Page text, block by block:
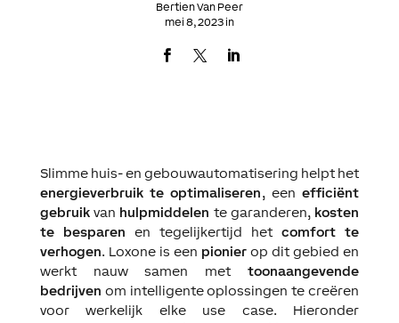
Bertien Van Peer
mei 8, 2023 in
Slimme huis- en gebouwautomatisering helpt het
energieverbruik te optimaliseren, eenefficiënt
gebruikvan hulpmiddelen te garanderen, kosten
te besparen en tegelijkertijd hetcomfort te
verhogen. Loxone is een pionier op dit gebied en
werkt nauw samen mettoonaangevende
bedrijven om intelligente oplossingen te creëren
voor werkelijk elke use case. Hieronder